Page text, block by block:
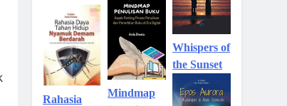
Rahasia
Mindmap
Whispers of
the Sunset